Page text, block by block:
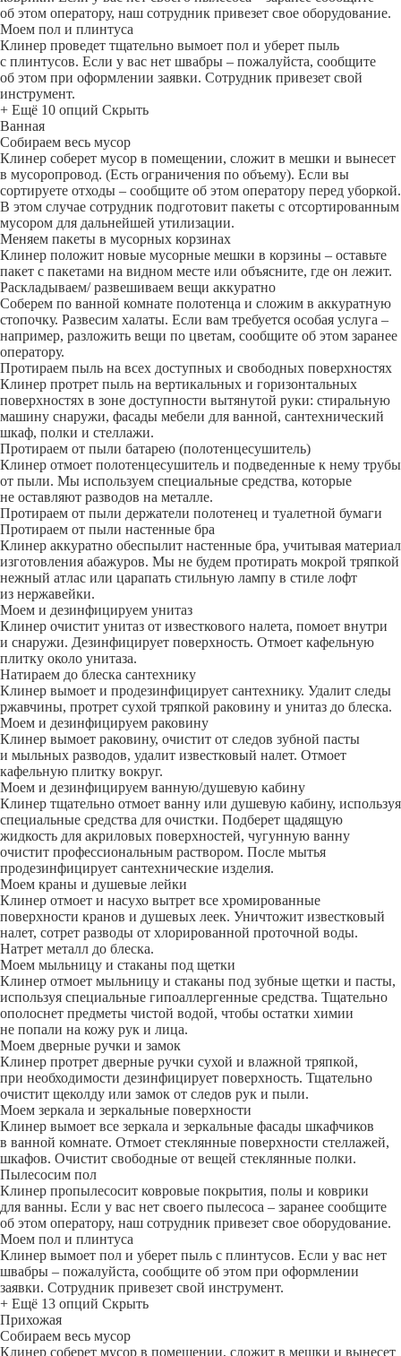
об этом оператору, наш сотрудник привезет свое оборудование.
Моем пол и плинтуса
Клинер проведет тщательно вымоет пол и уберет пыль
с плинтусов. Если у вас нет швабры – пожалуйста, сообщите
об этом при оформлении заявки. Сотрудник привезет свой
инструмент.
+ Ещё 10 опций Скрыть
Ванная
Собираем весь мусор
Клинер соберет мусор в помещении, сложит в мешки и вынесет
в мусоропровод. (Есть ограничения по объему). Если вы
сортируете отходы – сообщите об этом оператору перед уборкой.
В этом случае сотрудник подготовит пакеты с отсортированным
мусором для дальнейшей утилизации.
Меняем пакеты в мусорных корзинах
Клинер положит новые мусорные мешки в корзины – оставьте
пакет с пакетами на видном месте или объясните, где он лежит.
Раскладываем/ развешиваем вещи аккуратно
Соберем по ванной комнате полотенца и сложим в аккуратную
стопочку. Развесим халаты. Если вам требуется особая услуга –
например, разложить вещи по цветам, сообщите об этом заранее
оператору.
Протираем пыль на всех доступных и свободных поверхностях
Клинер протрет пыль на вертикальных и горизонтальных
поверхностях в зоне доступности вытянутой руки: стиральную
машину снаружи, фасады мебели для ванной, сантехнический
шкаф, полки и стеллажи.
Протираем от пыли батарею (полотенцесушитель)
Клинер отмоет полотенцесушитель и подведенные к нему трубы
от пыли. Мы используем специальные средства, которые
не оставляют разводов на металле.
Протираем от пыли держатели полотенец и туалетной бумаги
Протираем от пыли настенные бра
Клинер аккуратно обеспылит настенные бра, учитывая материал
изготовления абажуров. Мы не будем протирать мокрой тряпкой
нежный атлас или царапать стильную лампу в стиле лофт
из нержавейки.
Моем и дезинфицируем унитаз
Клинер очистит унитаз от известкового налета, помоет внутри
и снаружи. Дезинфицирует поверхность. Отмоет кафельную
плитку около унитаза.
Натираем до блеска сантехнику
Клинер вымоет и продезинфицирует сантехнику. Удалит следы
ржавчины, протрет сухой тряпкой раковину и унитаз до блеска.
Моем и дезинфицируем раковину
Клинер вымоет раковину, очистит от следов зубной пасты
и мыльных разводов, удалит известковый налет. Отмоет
кафельную плитку вокруг.
Моем и дезинфицируем ванную/душевую кабину
Клинер тщательно отмоет ванну или душевую кабину, используя
специальные средства для очистки. Подберет щадящую
жидкость для акриловых поверхностей, чугунную ванну
очистит профессиональным раствором. После мытья
продезинфицирует сантехнические изделия.
Моем краны и душевые лейки
Клинер отмоет и насухо вытрет все хромированные
поверхности кранов и душевых леек. Уничтожит известковый
налет, сотрет разводы от хлорированной проточной воды.
Натрет металл до блеска.
Моем мыльницу и стаканы под щетки
Клинер отмоет мыльницу и стаканы под зубные щетки и пасты,
используя специальные гипоаллергенные средства. Тщательно
ополоснет предметы чистой водой, чтобы остатки химии
не попали на кожу рук и лица.
Моем дверные ручки и замок
Клинер протрет дверные ручки сухой и влажной тряпкой,
при необходимости дезинфицирует поверхность. Тщательно
очистит щеколду или замок от следов рук и пыли.
Моем зеркала и зеркальные поверхности
Клинер вымоет все зеркала и зеркальные фасады шкафчиков
в ванной комнате. Отмоет стеклянные поверхности стеллажей,
шкафов. Очистит свободные от вещей стеклянные полки.
Пылесосим пол
Клинер пропылесосит ковровые покрытия, полы и коврики
для ванны. Если у вас нет своего пылесоса – заранее сообщите
об этом оператору, наш сотрудник привезет свое оборудование.
Моем пол и плинтуса
Клинер вымоет пол и уберет пыль с плинтусов. Если у вас нет
швабры – пожалуйста, сообщите об этом при оформлении
заявки. Сотрудник привезет свой инструмент.
+ Ещё 13 опций Скрыть
Прихожая
Собираем весь мусор
Клинер соберет мусор в помещении, сложит в мешки и вынесет